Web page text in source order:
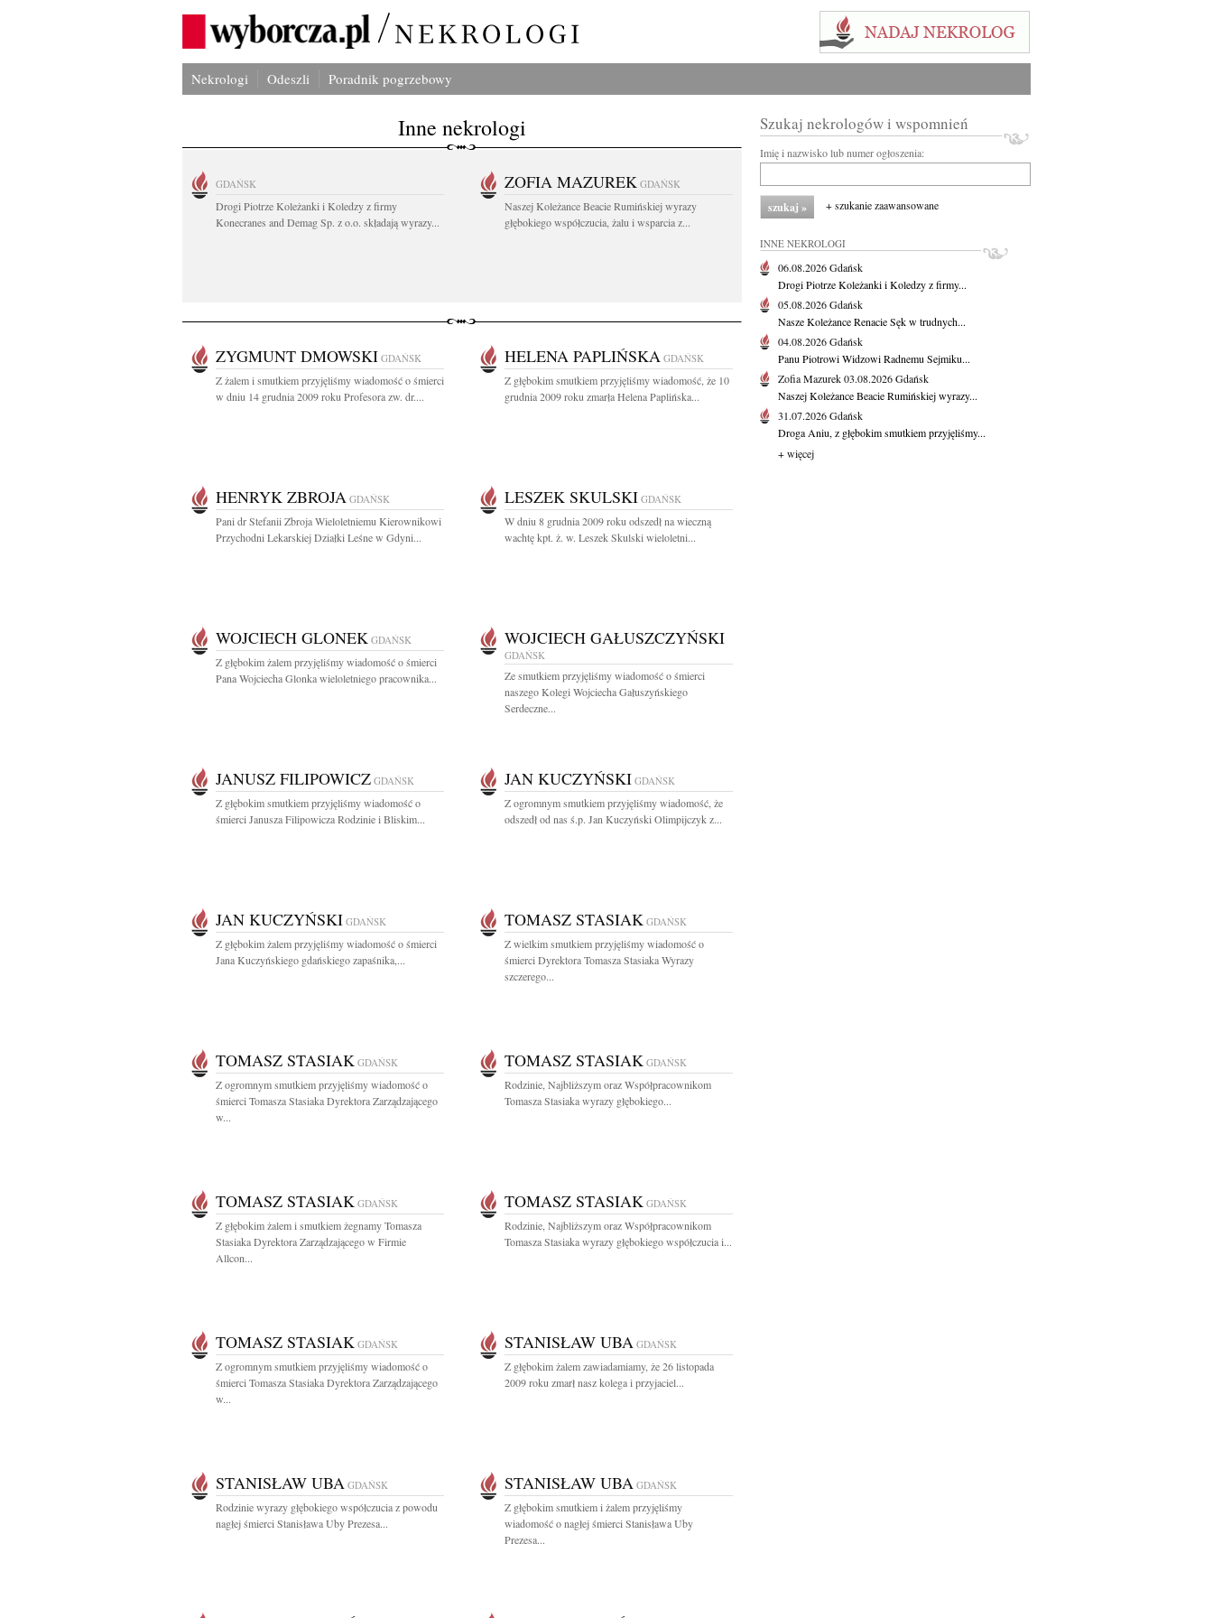
Nekrologi Odeszli Poradnik pogrzebowy
Inne nekrologi
GDAŃSK
Drogi Piotrze Koleżanki i Koledzy z firmy
Konecranes and Demag Sp. z o.o. składają wyrazy...
ZOFIA MAZUREK GDAŃSK
Naszej Koleżance Beacie Rumińskiej wyrazy
głębokiego współczucia, żalu i wsparcia z...
ZYGMUNT DMOWSKI GDAŃSK
Z żalem i smutkiem przyjęliśmy wiadomość o śmierci
w dniu 14 grudnia 2009 roku Profesora zw. dr....
HELENA PAPLIŃSKA GDAŃSK
Z głębokim smutkiem przyjęliśmy wiadomość, że 10
grudnia 2009 roku zmarła Helena Paplińska...
HENRYK ZBROJA GDAŃSK
Pani dr Stefanii Zbroja Wieloletniemu Kierownikowi
Przychodni Lekarskiej Działki Leśne w Gdyni...
LESZEK SKULSKI GDAŃSK
W dniu 8 grudnia 2009 roku odszedł na wieczną
wachtę kpt. ż. w. Leszek Skulski wieloletni...
WOJCIECH GLONEK GDAŃSK
Z głębokim żalem przyjęliśmy wiadomość o śmierci
Pana Wojciecha Glonka wieloletniego pracownika...
WOJCIECH GAŁUSZCZYŃSKI
GDAŃSK
Ze smutkiem przyjęliśmy wiadomość o śmierci
naszego Kolegi Wojciecha Gałuszyńskiego
Serdeczne...
JANUSZ FILIPOWICZ GDAŃSK
Z głębokim smutkiem przyjęliśmy wiadomość o
śmierci Janusza Filipowicza Rodzinie i Bliskim...
JAN KUCZYŃSKI GDAŃSK
Z ogromnym smutkiem przyjęliśmy wiadomość, że
odszedł od nas ś.p. Jan Kuczyński Olimpijczyk z...
JAN KUCZYŃSKI GDAŃSK
Z głębokim żalem przyjęliśmy wiadomość o śmierci
Jana Kuczyńskiego gdańskiego zapaśnika,...
TOMASZ STASIAK GDAŃSK
Z wielkim smutkiem przyjęliśmy wiadomość o
śmierci Dyrektora Tomasza Stasiaka Wyrazy
szczerego...
TOMASZ STASIAK GDAŃSK
Z ogromnym smutkiem przyjęliśmy wiadomość o
śmierci Tomasza Stasiaka Dyrektora Zarządzającego
w...
TOMASZ STASIAK GDAŃSK
Rodzinie, Najbliższym oraz Współpracownikom
Tomasza Stasiaka wyrazy głębokiego...
TOMASZ STASIAK GDAŃSK
Z głębokim żalem i smutkiem żegnamy Tomasza
Stasiaka Dyrektora Zarządzającego w Firmie
Allcon...
TOMASZ STASIAK GDAŃSK
Rodzinie, Najbliższym oraz Współpracownikom
Tomasza Stasiaka wyrazy głębokiego współczucia i...
TOMASZ STASIAK GDAŃSK
Z ogromnym smutkiem przyjęliśmy wiadomość o
śmierci Tomasza Stasiaka Dyrektora Zarządzającego
w...
STANISŁAW UBA GDAŃSK
Z głębokim żalem zawiadamiamy, że 26 listopada
2009 roku zmarł nasz kolega i przyjaciel...
STANISŁAW UBA GDAŃSK
Rodzinie wyrazy głębokiego współczucia z powodu
nagłej śmierci Stanisława Uby Prezesa...
STANISŁAW UBA GDAŃSK
Z głębokim smutkiem i żalem przyjęliśmy
wiadomość o nagłej śmierci Stanisława Uby
Prezesa...
Szukaj nekrologów i wspomnień
Imię i nazwisko lub numer ogłoszenia:
+ szukanie zaawansowane
INNE NEKROLOGI
06.08.2026Gdańsk
Drogi Piotrze Koleżanki i Koledzy z firmy...
05.08.2026Gdańsk
Nasze Koleżance Renacie Sęk w trudnych...
04.08.2026Gdańsk
Panu Piotrowi Widzowi Radnemu Sejmiku...
Zofia Mazurek03.08.2026Gdańsk
Naszej Koleżance Beacie Rumińskiej wyrazy...
31.07.2026Gdańsk
Droga Aniu, z głębokim smutkiem przyjęliśmy...
+ więcej